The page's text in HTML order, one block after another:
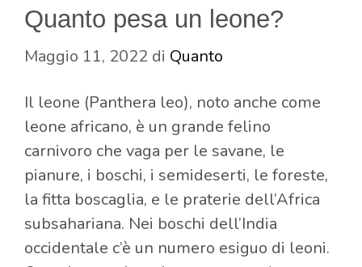
Quanto pesa un leone?
Maggio 11, 2022 di Quanto
Il leone (Panthera leo), noto anche come
leone africano, è un grande felino
carnivoro che vaga per le savane, le
pianure, i boschi, i semideserti, le foreste,
la fitta boscaglia, e le praterie dell’Africa
subsahariana. Nei boschi dell’India
occidentale c’è un numero esiguo di leoni.